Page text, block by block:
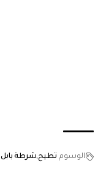
الوسوم تطيحشرطة بابل